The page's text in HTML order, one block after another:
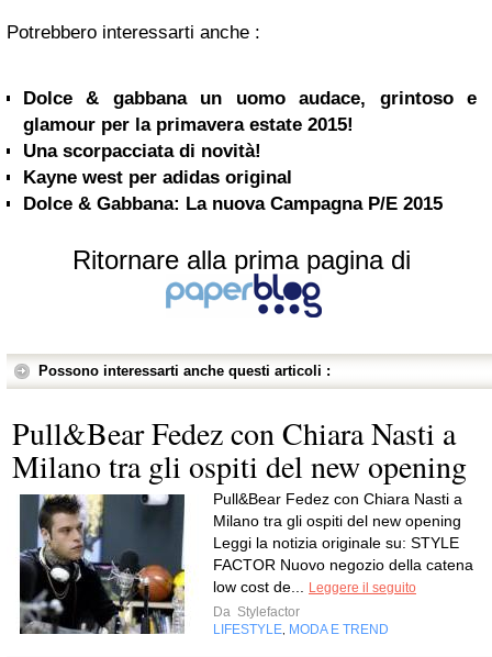
Potrebbero interessarti anche :
Dolce & gabbana un uomo audace, grintoso e
glamour per la primavera estate 2015!
Una scorpacciata di novità!
Kayne west per adidas original
Dolce & Gabbana: La nuova Campagna P/E 2015
Ritornare alla prima pagina di
Possono interessarti anche questi articoli :
Pull&Bear Fedez con Chiara Nasti a
Milano tra gli ospiti del new opening
Pull&Bear Fedez con Chiara Nasti a
Milano tra gli ospiti del new opening
Leggi la notizia originale su: STYLE
FACTOR Nuovo negozio della catena
low cost de...
Leggere il seguito
Da Stylefactor
LIFESTYLE MODA E TREND